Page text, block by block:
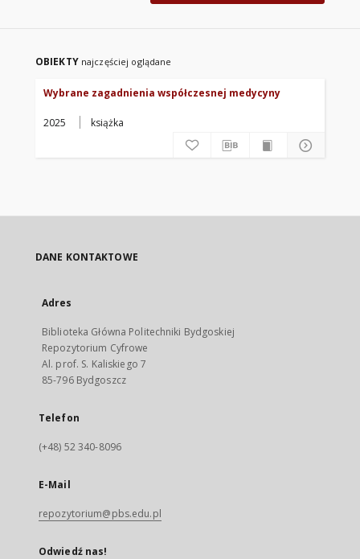
OBIEKTY najczęściej oglądane
Wybrane zagadnienia współczesnej medycyny
2025 książka
DANE KONTAKTOWE
Adres
Biblioteka Główna Politechniki Bydgoskiej
Repozytorium Cyfrowe
Al. prof. S. Kaliskiego 7
85-796 Bydgoszcz
Telefon
(+48) 52 340-8096
E-Mail
repozytorium@pbs.edu.pl
Odwiedź nas!